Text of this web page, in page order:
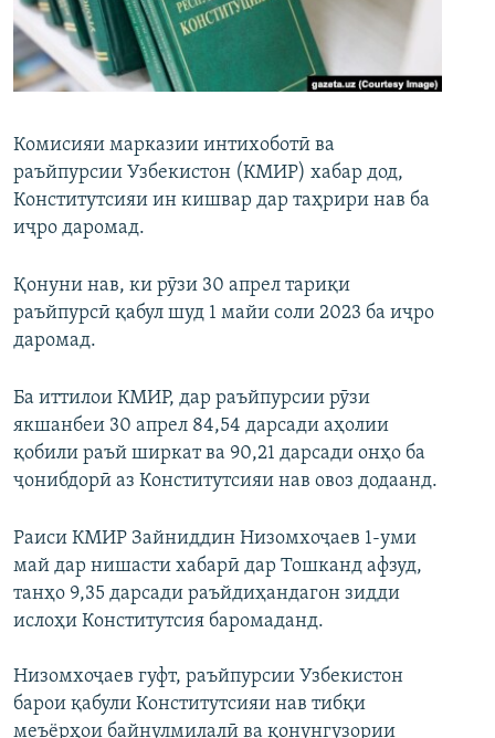
ГУЗОРИШҲОИ РАДИОӢ
Русский
Комисияи марказии интихоботӣ ва
раъйпурсии Узбекистон (КМИР) хабар дод,
Конститутсияи ин кишвар дар таҳрири нав ба
иҷро даромад.
Қонуни нав, ки рӯзи 30 апрел тариқи
раъйпурсӣ қабул шуд 1 майи соли 2023 ба иҷро
даромад.
Ба иттилои КМИР, дар раъйпурсии рӯзи
якшанбеи 30 апрел 84,54 дарсади аҳолии
қобили раъй ширкат ва 90,21 дарсади онҳо ба
ҷонибдорӣ аз Конститутсияи нав овоз додаанд.
Раиси КМИР Зайниддин Низомхоҷаев 1-уми
май дар нишасти хабарӣ дар Тошканд афзуд,
танҳо 9,35 дарсади раъйдиҳандагон зидди
ислоҳи Конститутсия баромаданд.
Низомхоҷаев гуфт, раъйпурсии Узбекистон
барои қабули Конститутсияи нав тибқи
меъёрҳои байнулмилалӣ ва қонунгузории